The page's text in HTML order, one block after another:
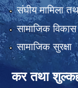
संघीय मामिला
सामाजिक
सामाजिक सुरक्षा
कर तथा